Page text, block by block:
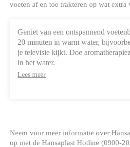
voeten af en toe trakteren op wat extra
Geniet van een ontspannend
20 minuten in warm water,
je televisie kijkt. Doe
in het water.
Lees meer
Neem voor meer informatie over
op met de Hansaplast Hotline (0900-